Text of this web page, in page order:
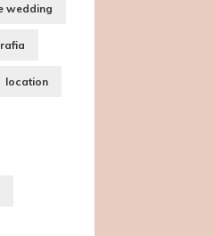
wedding
location